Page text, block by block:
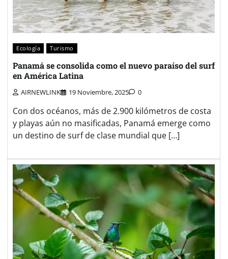
Ecología Turismo
Panamá se consolida como el nuevo paraíso del surf
en América Latina
AIRNEWLINK 19 Noviembre, 2025 0
Con dos océanos, más de 2.900 kilómetros de costa
y playas aún no masificadas, Panamá emerge como
un destino de surf de clase mundial que […]